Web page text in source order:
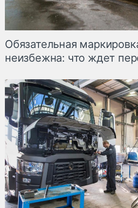
Обязательная
неизбежна: что ждет